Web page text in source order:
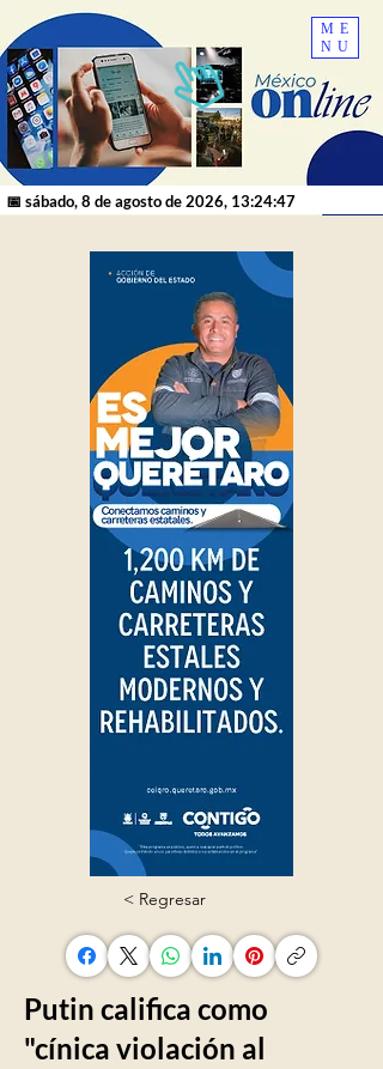
ME
NU
📅 sábado, 8 de agosto de 2026, 13:24:47
< Regresar
Putin califica como
"cínica violación al